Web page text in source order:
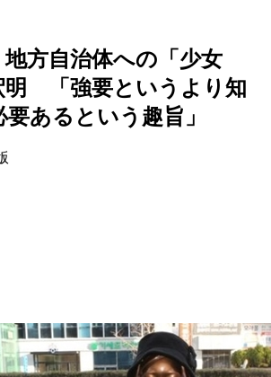
方自治体への「少女
明 「強要というより知
あるという趣旨」